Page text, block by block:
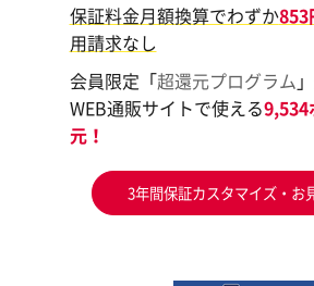
保証料金月額換算でわずか853
用請求なし
会員限定「超還元プログラム
WEB通販サイトで使える9,534
元！
3年間保証カスタマイズ・お